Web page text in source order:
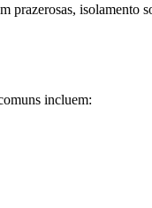
prazerosas,
incluem: